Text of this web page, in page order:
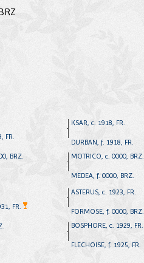
FR.
BRZ.
FR.
KSAR, c. 1918, FR.
DURBAN, f. 1918, FR.
MOTRICO, c. 0000, BRZ.
MEDEA, f. 0000, BRZ.
ASTERUS, c. 1923, FR.
FORMOSE, f. 0000, BRZ.
BOSPHORE, c. 1929, FR.
FLECHOISE, f. 1925, FR.